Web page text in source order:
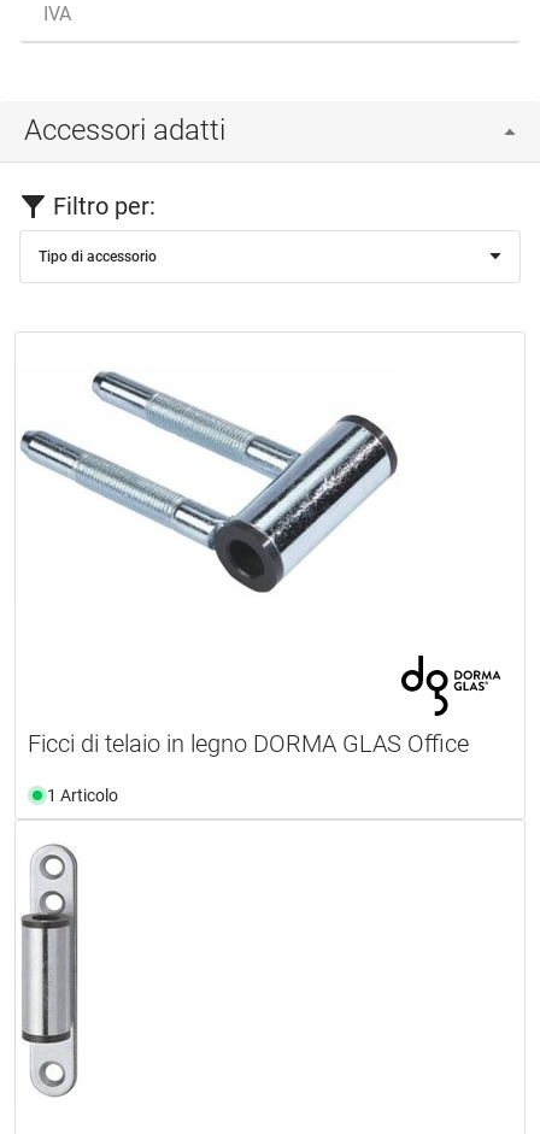
IVA
Accessori adatti
Filtro per:
Tipo di accessorio
Ficci di telaio in legno DORMA GLAS Office
1 Articolo